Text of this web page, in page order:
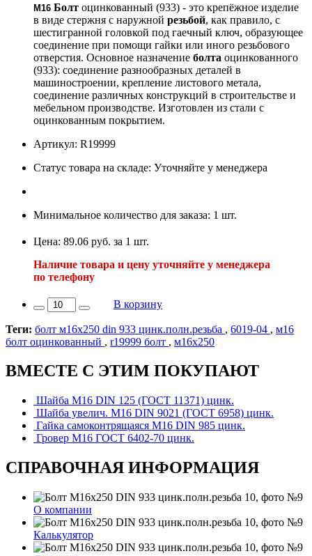
М16 Болт оцинкованный (933) - это крепёжное изделие
в виде стержня с наружной резьбой, как правило, с
шестигранной головкой под гаечный ключ, образующее
соединение при помощи гайки или иного резьбового
отверстия. Основное назначение болта оцинкованного
(933): соединение разнообразных деталей в
машиностроении, крепление листового метала,
соединение различных конструкций в строительстве и
мебельном производстве. Изготовлен из стали с
оцинкованным покрытием.
Артикул: R19999
Статус товара на складе: Уточняйте у менеджера
Минимальное количество для заказа: 1 шт.
Цена: 89.06 руб. за 1 шт.
Наличие товара и цену уточняйте у менеджера
по телефону
В корзину
Теги: болт м16х250 din 933 цинк.полн.резьба , 6019-04 , м16
болт оцинкованный , r19999 болт , м16х250
ВМЕСТЕ С ЭТИМ ПОКУПАЮТ
Шайба М16 DIN 125 (ГОСТ 11371) цинк.
Шайба увелич. М16 DIN 9021 (ГОСТ 6958) цинк.
Гайка самоконтрящаяся М16 DIN 985 цинк.
Гровер М16 ГОСТ 6402-70 цинк.
СПРАВОЧНАЯ ИНФОРМАЦИЯ
О компании
Калькулятор